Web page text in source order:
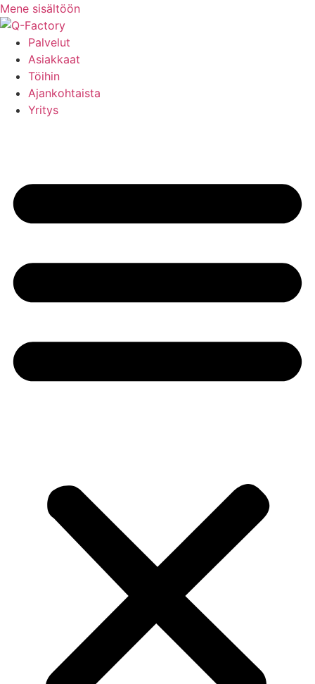
Mene sisältöön
Palvelut
Asiakkaat
Töihin
Ajankohtaista
Yritys